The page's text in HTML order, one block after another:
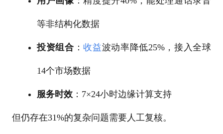
等非结构化数据
投资组合 ：收益波动率降低25%，接入全球
14个市场数据
服务时效：7×24小时边缘计算支持
但仍存在31%的复杂问题需要人工复核。